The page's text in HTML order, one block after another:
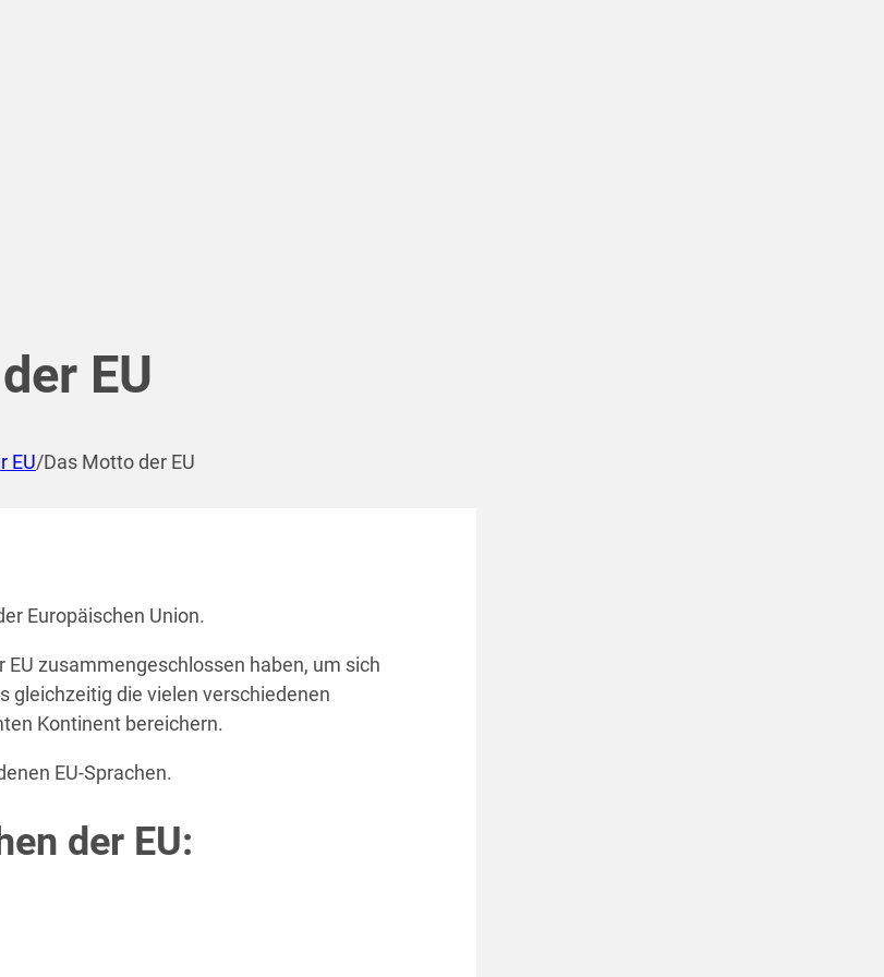
EU
EU/Das Motto der EU
Europäischen Union.
zusammengeschlossen haben, um sich
gleichzeitig die vielen verschiedenen
Kontinent bereichern.
EU-Sprachen.
der EU: